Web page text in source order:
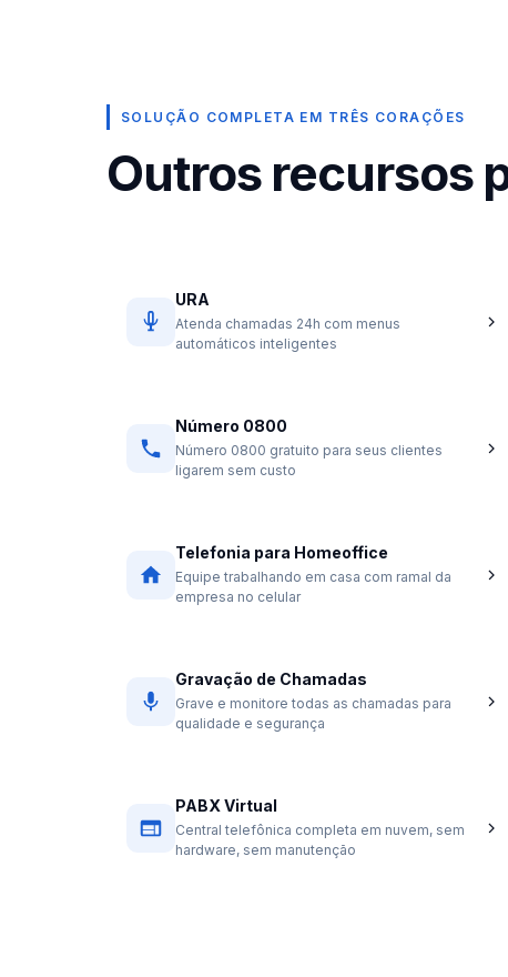
SOLUÇÃO COMPLETA EM TRÊS CORAÇÕES
Outros recursos
URA
Atenda chamadas 24h com menus
automáticos inteligentes
Número 0800
Número 0800 gratuito para seus clientes
ligarem sem custo
Telefonia para Homeoffice
Equipe trabalhando em casa com ramal da
empresa no celular
Gravação de Chamadas
Grave e monitore todas as chamadas para
qualidade e segurança
PABX Virtual
Central telefônica completa em nuvem, sem
hardware, sem manutenção